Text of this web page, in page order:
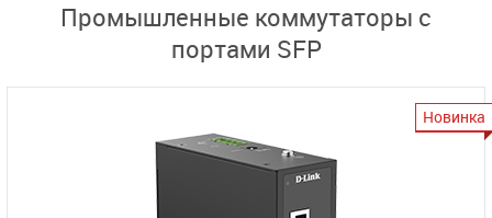
Промышленные коммутаторы с
портами SFP
Новинка